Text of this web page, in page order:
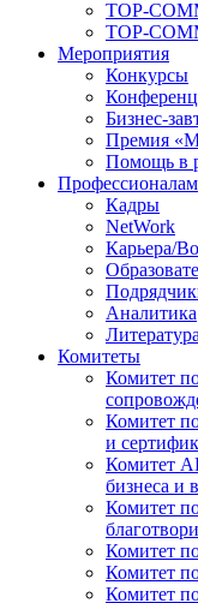
TOP-
TOP-
Мероприятия
Конкурсы
Бизнес-
Премия
Помощь в
Профессионалам
Кадры
NetWork
Карьера/
Аналитика
Литература
Комитеты
Комитет
Комитет
и
Комитет
бизнеса и
Комитет
Комитет
Комитет
Комитет